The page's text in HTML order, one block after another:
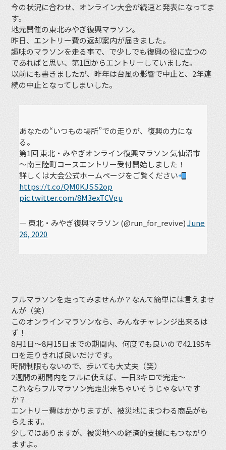
今の状況に合わせ、オンライン大会が続速と発表になってま
す。
地元開催の東北みやぎ復興マラソン。
昨日、エントリー費の返却案内が届きました。
趣味のマラソンを走る事で、で少しでも復興の役に立つの
であればと思い、第1回からエントリーしていました。
以前にも書きましたが、昨年は台風の影響で中止と、2年連
続の中止となってしまいした。
あなたの“いつもの場所”での走りが、復興の力にな
る。
第1回 東北・みやぎオンライン復興マラソン 気仙沼市
～南三陸町コースエントリー受付開始しました！
詳しくは大会公式ホームページをご覧ください
https://t.co/QM0KJSS2op
pic.twitter.com/8M3exTCVgu
— 東北・みやぎ復興マラソン (@run_for_revive)June
26, 2020
フルマラソンを走ってみませんか？なんて簡単には言えませ
んが（笑）
このオンラインマラソンなら、みんなチャレンジ出来るは
ず！
8月1日〜8月15日までの期間内、何度でも良いので42.195キ
ロを走りきれば良いだけです。
時間制限もないので、歩いても大丈夫（笑）
2週間の期間内をフルに使えば、一日3キロで完走〜
これならフルマラソン完走出来ちゃいそうじゃないです
か？
エントリー費はかかりますが、被災地にまつわる商品がも
らえます。
少しではありますが、被災地への経済的支援にもつながり
ますよ。